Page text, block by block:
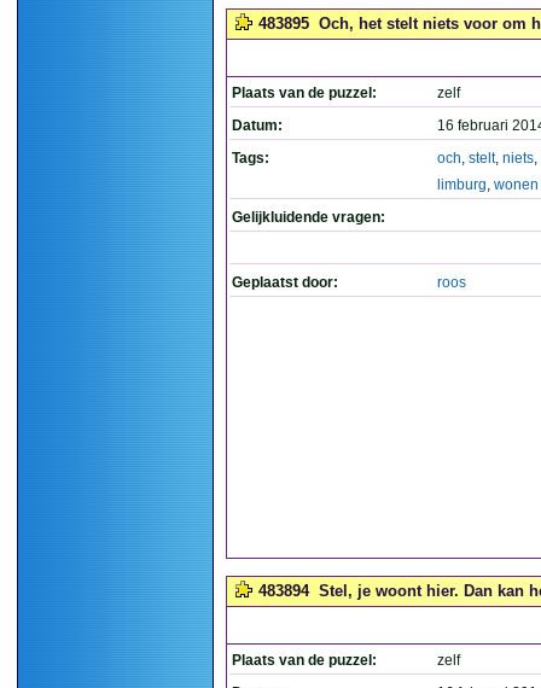
483895 Och, het stelt niets voor om
Plaats van de puzzel:
zelf
Datum:
16 februari
Tags:
och, stelt, niets,
limburg, wonen
Gelijkluidende vragen:
Geplaatst door: roos
483894 Stel, je woont hier. Dan kan
Plaats van de puzzel:
zelf